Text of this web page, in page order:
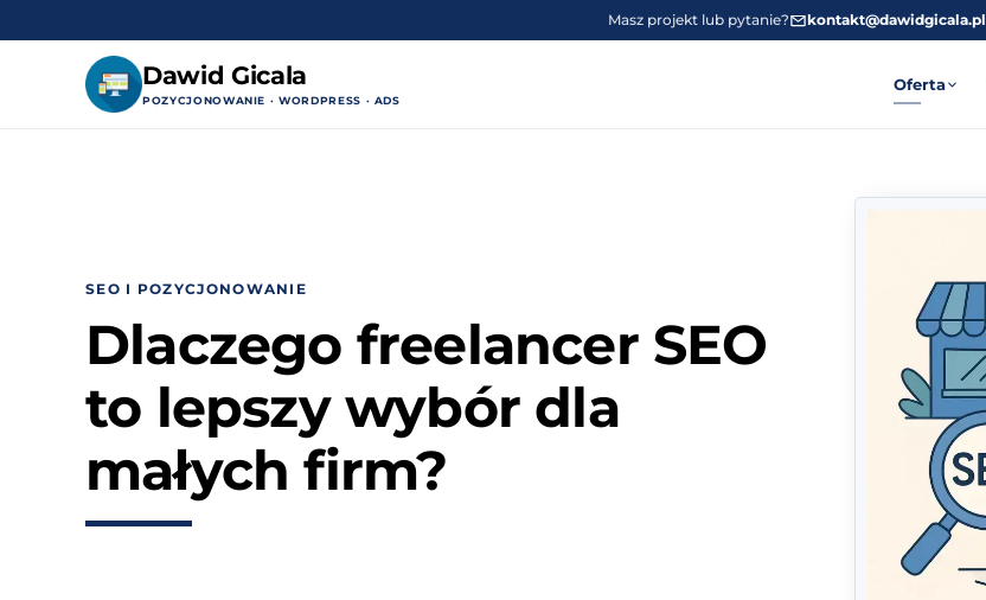
Masz projekt lub pytanie? kontakt@dawidgicala.pl
Dawid Gicala
POZYCJONOWANIE · WORDPRESS · ADS
Oferta
SEO I POZYCJONOWANIE
Dlaczego freelancer SEO
to lepszy wybór dla
małych firm?